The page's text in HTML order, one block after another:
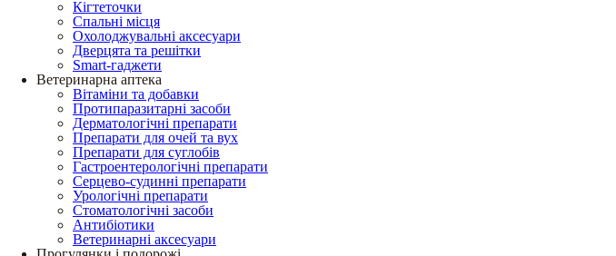
Кігтеточки
Спальні місця
Охолоджувальні аксесуари
Дверцята та решітки
Smart-гаджети
Ветеринарна аптека
Вітаміни та добавки
Протипаразитарні засоби
Дерматологічні препарати
Препарати для очей та вух
Препарати для суглобів
Гастроентерологічні препарати
Серцево-судинні препарати
Урологічні препарати
Стоматологічні засоби
Антибіотики
Ветеринарні аксесуари